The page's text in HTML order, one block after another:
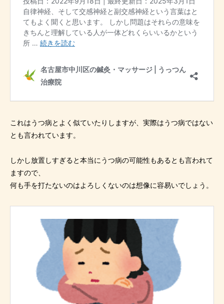
これはうつ病とよく似ていたりしますが、実際はうつ病ではない
とも言われています。
しかし放置しすぎると本当にうつ病の可能性もあるとも言われて
ますので、
何も手を打たないのはよろしくないのは想像に容易いでしょう。